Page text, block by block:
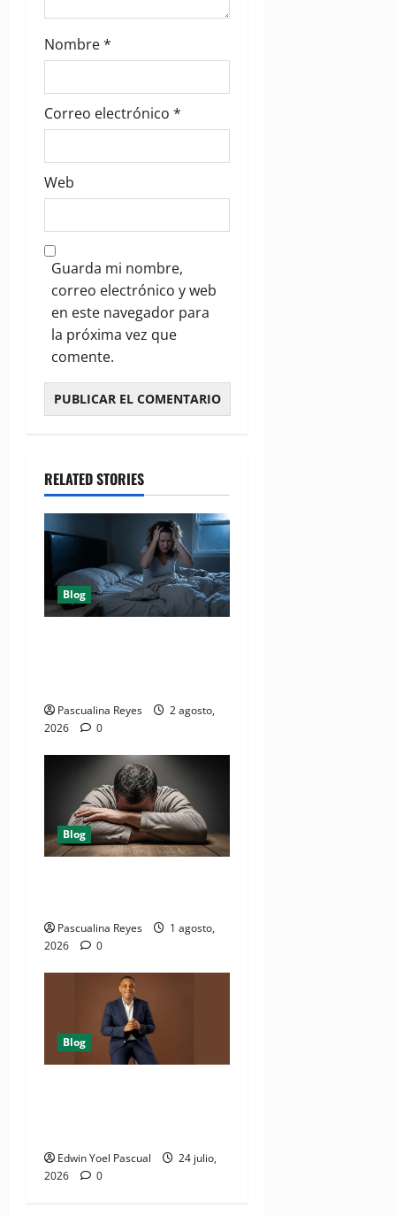
Nombre*
Correo electrónico *
Web
Guarda mi nombre,
correo electrónico y web
en este navegador para
la próxima vez que
comente.
RELATED STORIES
Blog
Pascualina Reyes
2 agosto,
2026
0
Blog
Pascualina Reyes
1 agosto,
2026
0
Blog
Edwin Yoel Pascual
24 julio,
2026
0